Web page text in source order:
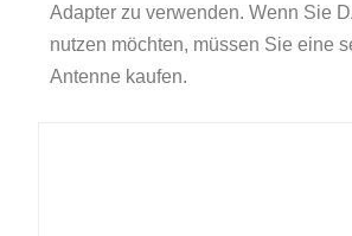
Adapter zu verwenden. Wenn Sie
nutzen möchten, müssen Sie eine
Antenne kaufen.